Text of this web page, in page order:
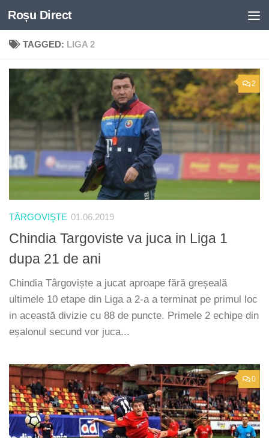
Skip to content
Roșu Direct
TAGGED: LIGA 2
2
TÂRGOVIŞTE 01.06.2019
Chindia Targoviste va juca in Liga 1
dupa 21 de ani
Chindia Târgoviște a jucat aproape fără greșeală
ultimele 10 etape din Liga a 2-a a terminat pe primul loc
in această divizie cu 88 de puncte. Primele 2 echipe din
eșalonul secund vor juca...
0